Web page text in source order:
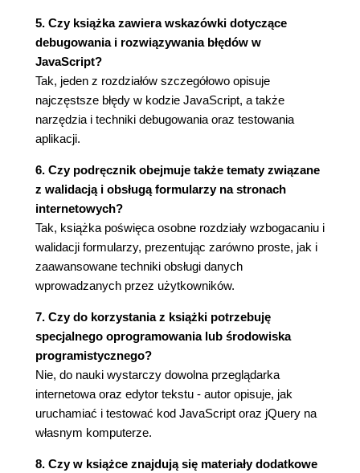
Pętle while (109)
Pętle i tablice (111)
Pętle for (112)
Pętle do-while (114)
Funkcje - wielokrotne korzystanie z przydatnego
kodu (115)
Przekazywanie danych do funkcji (118)
Pobieranie informacji z funkcji (120)
Unikanie konfliktów między nazwami
zmiennych (121)
Przykład - prosty quiz (124)
CZĘŚĆ II. WPROWADZENIE DO BIBLIOTEKI
JQUERY (131)
Rozdział 4. Wprowadzenie do jQuery (133)
Kilka słów o bibliotekach JavaScript (133)
Jak zdobyć jQuery? (135)
Dołączanie pliku jQuery z serwera CDN (137)
Pobieranie pliku jQuery (138)
Dodawanie jQuery do strony (139)
WWW (142)
5. Czy książka zawiera wskazówki dotyczące
debugowania i rozwiązywania błędów w
JavaScript?
Tak, jeden z rozdziałów szczegółowo opisuje
najczęstsze błędy w kodzie JavaScript, a także
narzędzia i techniki debugowania oraz testowania
aplikacji.
6. Czy podręcznik obejmuje także tematy związane
z walidacją i obsługą formularzy na stronach
internetowych?
Tak, książka poświęca osobne rozdziały wzbogacaniu i
walidacji formularzy, prezentując zarówno proste, jak i
zaawansowane techniki obsługi danych
wprowadzanych przez użytkowników.
7. Czy do korzystania z książki potrzebuję
specjalnego oprogramowania lub środowiska
programistycznego?
Nie, do nauki wystarczy dowolna przeglądarka
internetowa oraz edytor tekstu - autor opisuje, jak
uruchamiać i testować kod JavaScript oraz jQuery na
własnym komputerze.
8. Czy w książce znajdują się materiały dodatkowe